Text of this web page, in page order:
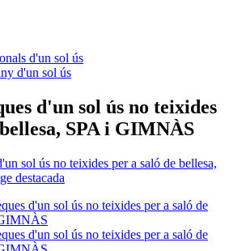
d'un sol ús
d'un sol ús
d'un sol ús no teixides
SPA i GIMNÀS